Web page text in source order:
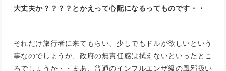
大丈夫か？？？？とかえって心配になるってものです・・
それだけ旅行者に来てもらい、少しでもドルが欲しいという
事なのでしょうが、政府の無責任感は拭えないといったとこ
ろでしょうか・・まあ、普通のインフルエンザ級の風邪扱い